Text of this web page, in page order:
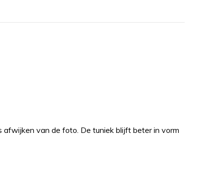
afwijken van de foto. De tuniek blijft beter in vorm